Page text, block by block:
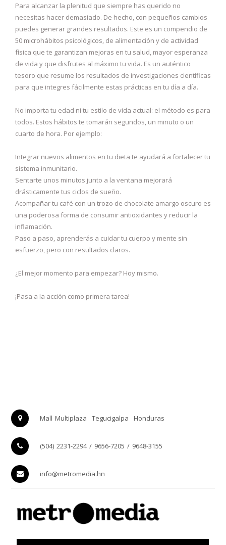
Para alcanzar la plenitud que siempre has querido no
necesitas hacer demasiado. De hecho, con pequeños cambios
puedes generar grandes resultados. Este es un compendio de
50 microhábitos psicológicos, de alimentación y de actividad
física que te garantizan mejoras en tu salud, mayor esperanza
de vida y que disfrutes al máximo tu vida. Es un auténtico
tesoro que resume los resultados de investigaciones científicas
para que integres fácilmente estas prácticas en tu día a día.
No importa tu edad ni tu estilo de vida actual: el método es para
todos. Estos hábitos te tomarán segundos, un minuto o un
cuarto de hora. Por ejemplo:
Integrar nuevos alimentos en tu dieta te ayudará a fortalecer tu
sistema inmunitario.
Sentarte unos minutos junto a la ventana mejorará
drásticamente tus ciclos de sueño.
Acompañar tu café con un trozo de chocolate amargo oscuro es
una poderosa forma de consumir antioxidantes y reducir la
inflamación.
Paso a paso, aprenderás a cuidar tu cuerpo y mente sin
esfuerzo, pero con resultados claros.
¿El mejor momento para empezar? Hoy mismo.
¡Pasa a la acción como primera tarea!
Mall Multiplaza Tegucigalpa Honduras
(504) 2231-2294 / 9656-7205 / 9648-3155
info@metromedia.hn